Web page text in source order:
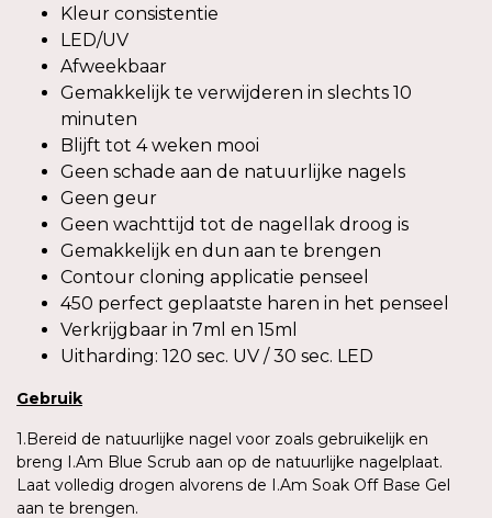
Kleur consistentie
LED/UV
Afweekbaar
Gemakkelijk te verwijderen in slechts 10
minuten
Blijft tot 4 weken mooi
Geen schade aan de natuurlijke nagels
Geen geur
Geen wachttijd tot de nagellak droog is
Gemakkelijk en dun aan te brengen
Contour cloning applicatie penseel
450 perfect geplaatste haren in het penseel
Verkrijgbaar in 7ml en 15ml
Uitharding: 120 sec. UV / 30 sec. LED
Gebruik
1.Bereid de natuurlijke nagel voor zoals gebruikelijk en
breng I.Am Blue Scrub aan op de natuurlijke nagelplaat.
Laat volledig drogen alvorens de I.Am Soak Off Base Gel
aan te brengen.